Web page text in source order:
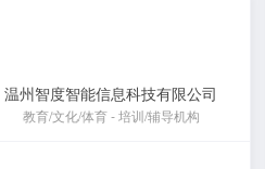
温州智度智能信息科技有限公司
教育/文化/体育 - 培训/辅导机构